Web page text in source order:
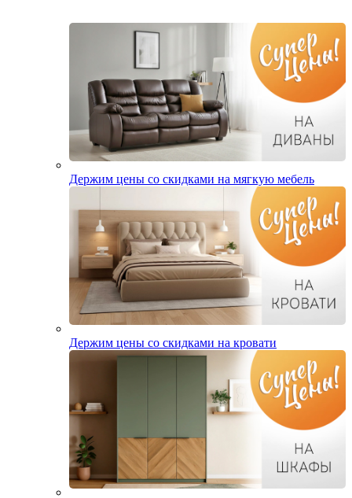
Держим цены со скидками на мягкую мебель
Держим цены со скидками на кровати